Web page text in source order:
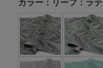
カラー：リーフ：ラテ